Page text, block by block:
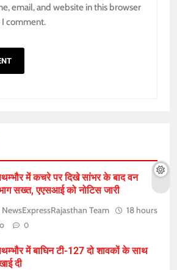
email, and website in this browser
comment.
में कचरे पर दिखे सांभर के बाद वन
सख्त, एएसआई को नोटिस जारी
NewsExpressRajasthan Team
18 hours
0
में बाघिन टी-127 दो शावकों के साथ
दी